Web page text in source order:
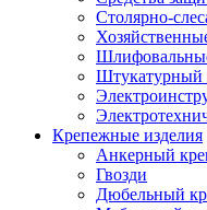
Столярно-
Штукатурный
Крепежные изделия
Анкерный
Гвозди
Дюбельный